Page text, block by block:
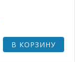
В КОРЗИНУ